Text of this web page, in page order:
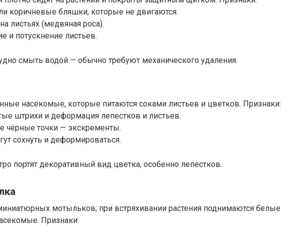
коричневые бляшки, которые не двигаются.
листьях (медвяная роса).
и потускнение листьев.
смыть водой — обычно требуют механического удаления.
насекомые, которые питаются соками листьев и цветков. Признаки:
штрихи и деформация лепестков и листьев.
чёрные точки — экскременты.
сохнуть и деформироваться.
портят декоративный вид цветка, особенно лепестков.
мотыльков; при встряхивании растения поднимаются белые
Признаки: